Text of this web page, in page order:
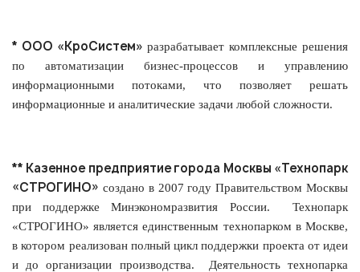
* ООО «КроСистем» разрабатывает комплексные решения
по автоматизации бизнес-процессов и управлению
информационными потоками, что позволяет решать
информационные и аналитические задачи любой сложности.
** Казенное предприятие города Москвы «Технопарк
«СТРОГИНО» создано в 2007 году Правительством Москвы
при поддержке Минэкономразвития России. Технопарк
«СТРОГИНО» является единственным технопарком в Москве,
в котором реализован полный цикл поддержки проекта от идеи
и до организации производства. Деятельность технопарка